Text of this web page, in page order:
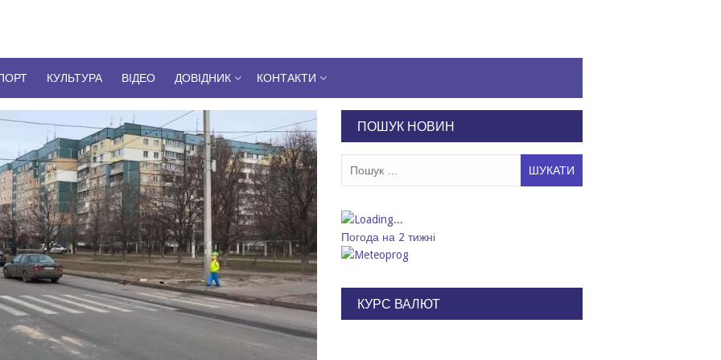
КУЛЬТУРА ВІДЕО ДОВІДНИК КОНТАКТИ
ПОШУК НОВИН
Погода на 2 тижні
КУРС ВАЛЮТ